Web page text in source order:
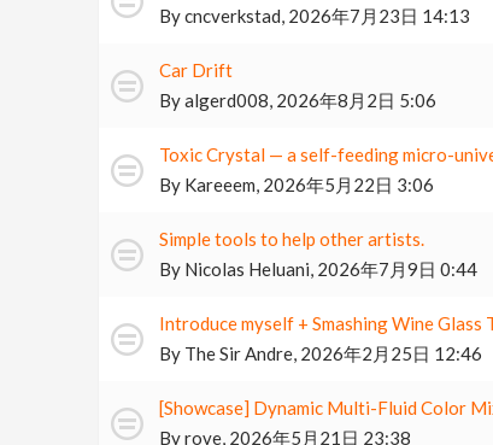
Bycncverkstad, 2026年7月23日 14:13
Car Drift
Byalgerd008, 2026年8月2日 5:06
Toxic Crystal — a self-feeding micro-
By Kareeem, 2026年5月22日 3:06
Simple tools to help other artists.
By Nicolas Heluani, 2026年7月9日 0:44
Introduce myself + Smashing Wine Glass
By The Sir Andre, 2026年2月25日 12:46
[Showcase] Dynamic Multi-Fluid Color
Byrove, 2026年5月21日 23:38